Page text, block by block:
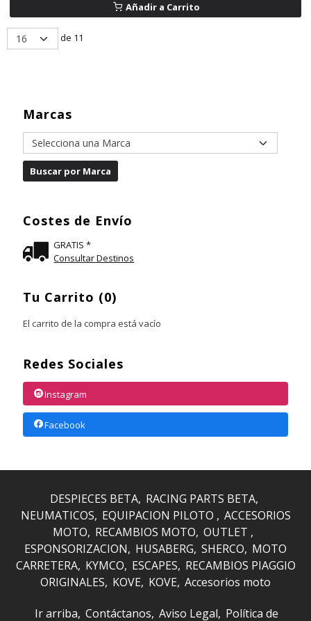
Marcas
Costes de Envío
GRATIS *
Consultar Destinos
Tu Carrito (0)
El carrito de la compra está vacío
Redes Sociales
Instagram
Facebook
Añadir a Carrito
de 11
DESPIECES BETA RACING PARTS BETA
NEUMATICOS EQUIPACION PILOTO
ACCESORIOS
MOTO RECAMBIOS MOTO OUTLET
ESPONSORIZACION
HUSABERG SHERCO MOTO
CARRETERA KYMCO ESCAPES RECAMBIOS PIAGGIO
ORIGINALES KOVE KOVE Accesorios moto
Ir arriba Contáctanos Aviso Legal Política de